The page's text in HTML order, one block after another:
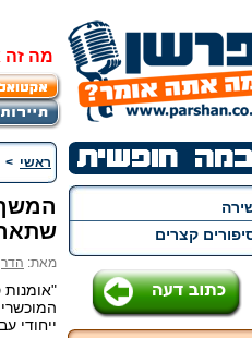
מה זה
קצרים
ראשי >
מאת: הדר
"אומנות
ייחודי